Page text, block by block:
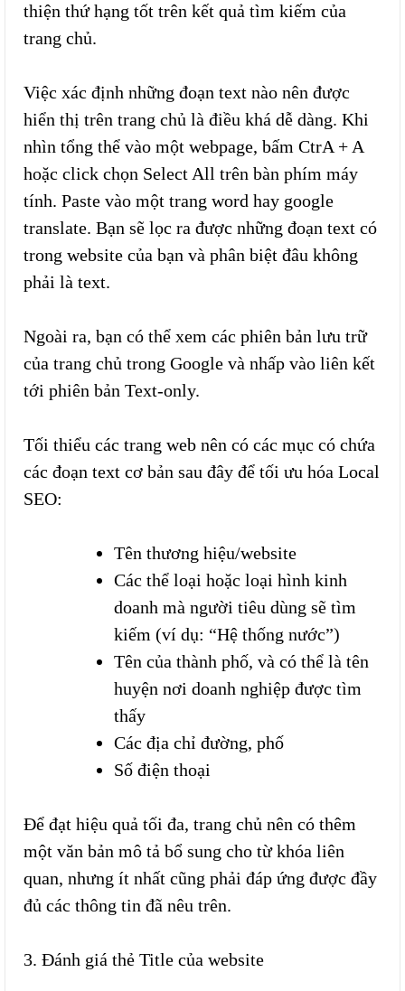
thiện thứ hạng tốt trên kết quả tìm kiếm của
trang chủ.
Việc xác định những đoạn text nào nên được
hiển thị trên trang chủ là điều khá dễ dàng. Khi
nhìn tổng thể vào một webpage, bấm CtrA + A
hoặc click chọn Select All trên bàn phím máy
tính. Paste vào một trang word hay google
translate. Bạn sẽ lọc ra được những đoạn text có
trong website của bạn và phân biệt đâu không
phải là text.
Ngoài ra, bạn có thể xem các phiên bản lưu trữ
của trang chủ trong Google và nhấp vào liên kết
tới phiên bản Text-only.
Tối thiểu các trang web nên có các mục có chứa
các đoạn text cơ bản sau đây để tối ưu hóa Local
SEO:
Tên thương hiệu/website
Các thể loại hoặc loại hình kinh
doanh mà người tiêu dùng sẽ tìm
kiếm (ví dụ: “Hệ thống nước”)
Tên của thành phố, và có thể là tên
huyện nơi doanh nghiệp được tìm
thấy
Các địa chỉ đường, phố
Số điện thoại
Để đạt hiệu quả tối đa, trang chủ nên có thêm
một văn bản mô tả bổ sung cho từ khóa liên
quan, nhưng ít nhất cũng phải đáp ứng được đầy
đủ các thông tin đã nêu trên.
3. Đánh giá thẻ Title của website